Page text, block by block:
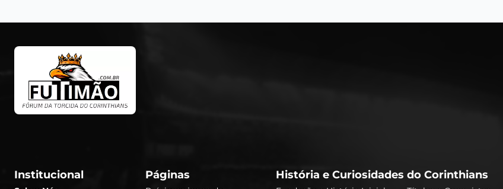
Institucional Páginas História e Curiosidades do Corinthians